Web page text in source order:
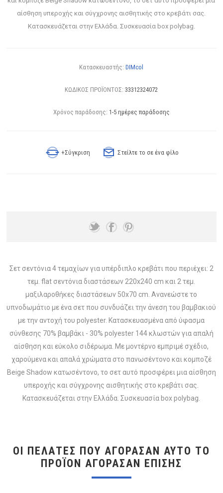
αίσθηση υπεροχής και σύγχρονης αισθητικής στο κρεβάτι σας.
Κατασκευάζεται στην Ελλάδα. Συσκευασία box polybag.
Κατασκευαστής: DIMcol
ΚΩΔΙΚΟΣ ΠΡΟΪΟΝΤΟΣ: 33312324072
Χρόνος παράδοσης: 1-5 ημέρες παράδοσης
+Σύγκριση Στείλτε το σε ένα φίλο
Σετ σεντόνια 4 τεμαχίων για υπέρδιπλο κρεβάτι που περιέχει: 2
τεμ. flat σεντόνια διαστάσεων 220x240 cm και 2 τεμ.
μαξιλαροθήκες διαστάσεων 50x70 cm. Ανανεώστε το
υπνοδωμάτιο με ένα σετ που συνδυάζει την άνεση του βαμβακιού
με την αντοχή του polyester. Κατασκευασμένα από ύφασμα
σύνθεσης 70% βαμβάκι - 30% polyester 144 κλωστών για απαλή
αίσθηση και εύκολο σιδέρωμα. Με μοντέρνο εμπριμέ σχέδιο,
χαρούμενα και απαλά χρώματα στο πανωσέντονο και κομποζέ
Beige Shadow κατωσέντονο, το σετ αυτό προσφέρει μια αίσθηση
υπεροχής και σύγχρονης αισθητικής στο κρεβάτι σας.
Κατασκευάζεται στην Ελλάδα. Συσκευασία box polybag.
ΟΙ ΠΕΛΆΤΕΣ ΠΟΥ ΑΓΌΡΑΣΑΝ ΑΥΤΌ ΤΟ
ΠΡΟΪΌΝ ΑΓΌΡΑΣΑΝ ΕΠΊΣΗΣ